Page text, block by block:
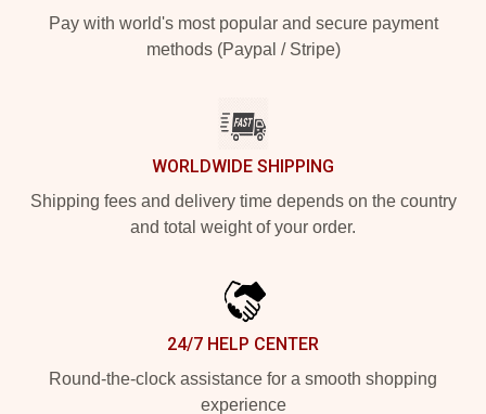
Pay with world's most popular and secure payment
methods (Paypal / Stripe)
WORLDWIDE SHIPPING
Shipping fees and delivery time depends on the country
and total weight of your order.
24/7 HELP CENTER
Round-the-clock assistance for a smooth shopping
experience